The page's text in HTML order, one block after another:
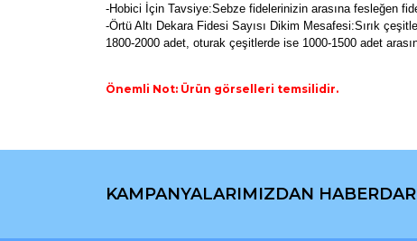
-Hobici İçin Tavsiye:Sebze fidelerinizin arasına fesleğen
-Örtü Altı Dekara Fidesi Sayısı Dikim Mesafesi:Sırık
1800-2000 adet, oturak çeşitlerde ise 1000-1500 adet
Önemli Not: Ürün görselleri temsilidir.
Görüş ve önerileriniz için teşekkür ederiz.
Ürün resmi kalitesiz, bozuk veya görüntülenemiyor.
KAMPANYALARIMIZDAN